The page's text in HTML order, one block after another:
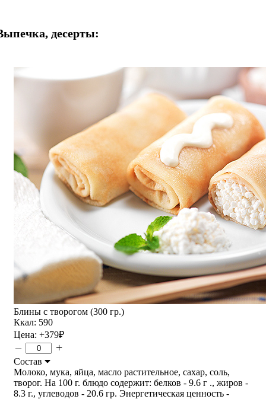
десерты:
Блины с творогом (300 гр.)
Ккал: 590
Цена: +379₽
– +
Состав
Молоко, мука, яйца, масло растительное, сахар, соль,
творог. На 100 г. блюдо содержит: белков - 9.6 г ., жиров -
8.3 г., углеводов - 20.6 гр. Энергетическая ценность -